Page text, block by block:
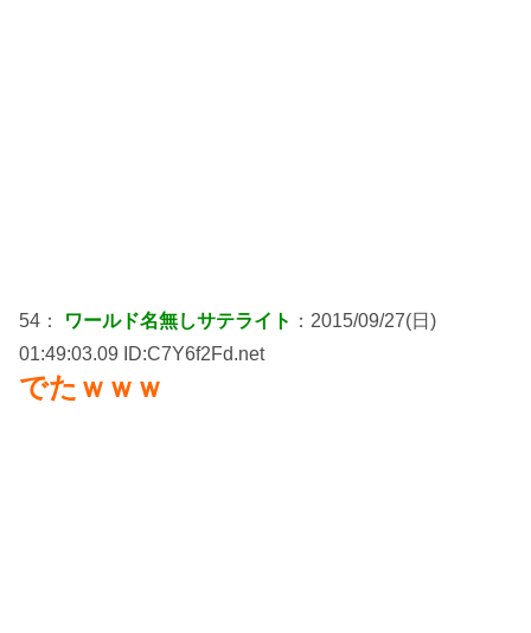
54： ワールド名無しサテライト ：2015/09/27(日)
01:49:03.09 ID:C7Y6f2Fd.net
でたｗｗｗ